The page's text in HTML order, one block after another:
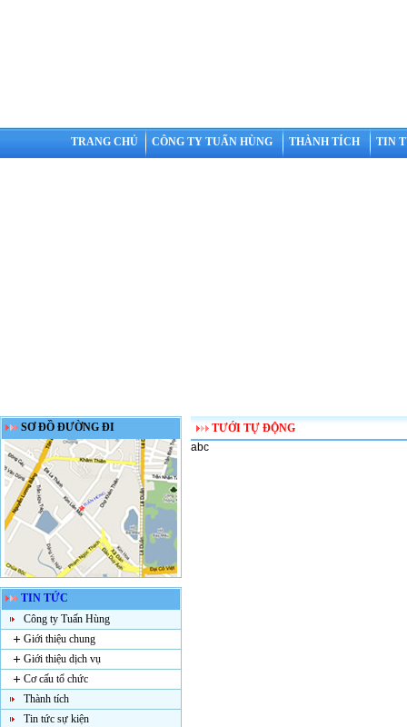
TRANG CHỦ CÔNG TY TUẤN HÙNG THÀNH TÍCH TIN
SƠ ĐỒ ĐƯỜNG ĐI
TIN TỨC
Công ty Tuấn Hùng
Giới thiệu chung
Giới thiệu dịch vụ
Cơ cấu tổ chức
Thành tích
Tin tức sự kiện
TƯỚI TỰ ĐỘNG
abc